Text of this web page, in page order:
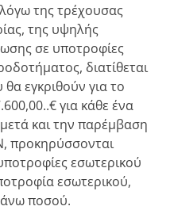
της τρέχουσας
της υψηλής
σε υποτροφίες
διατίθεται
θα εγκριθούν για το
για κάθε ένα
και την παρέμβαση
εσωτερικού
εσωτερικού,
ποσού.